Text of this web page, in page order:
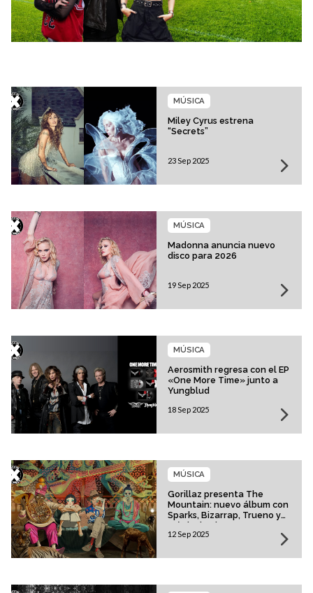
Miley Cyrus estrena
“Secrets”
MÚSICA
23 Sep 2025
Madonna anuncia nuevo
disco para 2026
MÚSICA
19 Sep 2025
Aerosmith regresa con el EP
«One More Time» junto a
Yungblud
MÚSICA
18 Sep 2025
Gorillaz presenta The
Mountain: nuevo álbum con
Sparks, Bizarrap, Trueno y
más invitados
MÚSICA
12 Sep 2025